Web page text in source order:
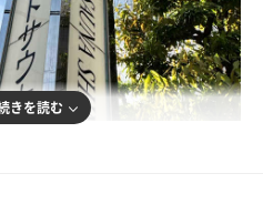
きを読む